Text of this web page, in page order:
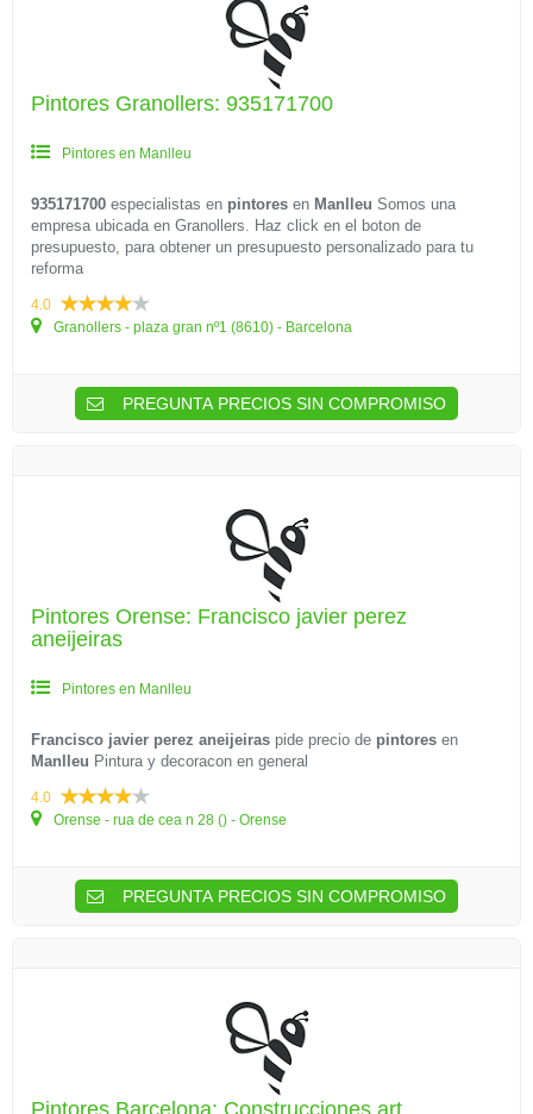
Pintores Granollers: 935171700
Pintores en Manlleu
935171700 especialistas en pintores en Manlleu Somos una
empresa ubicada en Granollers. Haz click en el boton de
presupuesto, para obtener un presupuesto personalizado para tu
reforma
4.0
Granollers - plaza gran nº1 (8610) - Barcelona
PREGUNTA PRECIOS SIN COMPROMISO
Pintores Orense: Francisco javier perez
aneijeiras
Pintores en Manlleu
Francisco javier perez aneijeiras pide precio de pintores en
Manlleu Pintura y decoracon en general
4.0
Orense - rua de cea n 28 () - Orense
PREGUNTA PRECIOS SIN COMPROMISO
Pintores Barcelona: Construcciones art